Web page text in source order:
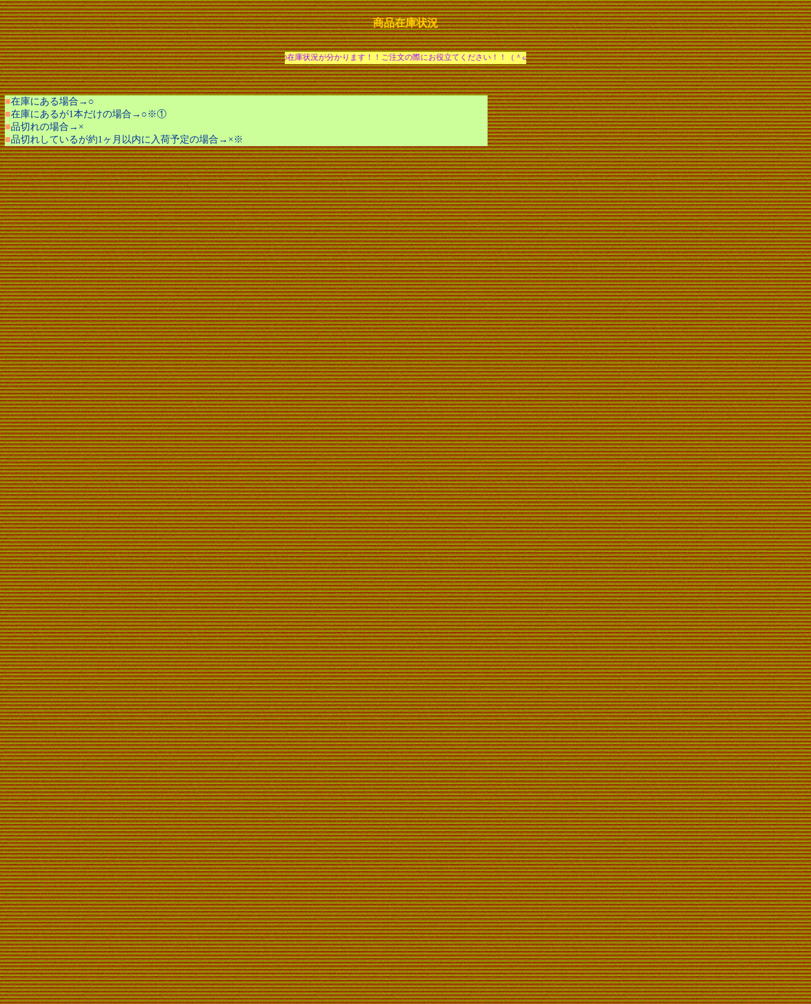
商品在庫状況
最新の在庫状況が分かります！！ご注文の際にお役立てください！！（＾ω＾）/
■在庫にある場合→○
■在庫にあるが1本だけの場合→○※①
■品切れの場合→×
■品切れしているが約1ヶ月以内に入荷予定の場合→×※